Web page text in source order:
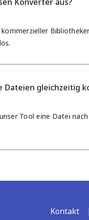
kommerzieller
Dateien gleichzeitig
Tool eine Datei
Kontakt